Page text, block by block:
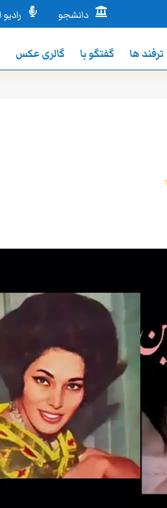
 دانشجو 
ترفند ها گفتگو با گالری عکس